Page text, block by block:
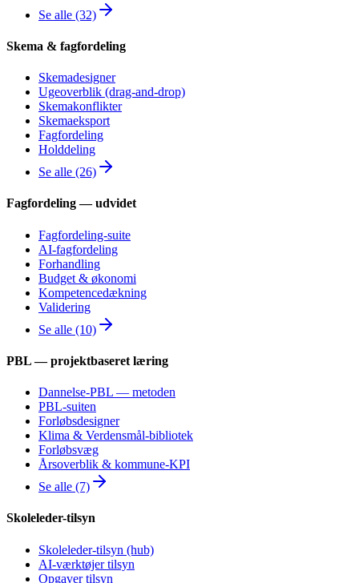
Se alle (32)
Skema & fagfordeling
Skemadesigner
Ugeoverblik (drag-and-drop)
Skemakonflikter
Skemaeksport
Fagfordeling
Holddeling
Se alle (26)
Fagfordeling — udvidet
Fagfordeling-suite
AI-fagfordeling
Forhandling
Budget & økonomi
Kompetencedækning
Validering
Se alle (10)
PBL — projektbaseret læring
Dannelse-PBL — metoden
PBL-suiten
Forløbsdesigner
Klima & Verdensmål-bibliotek
Forløbsvæg
Årsoverblik & kommune-KPI
Se alle (7)
Skoleleder-tilsyn
Skoleleder-tilsyn (hub)
AI-værktøjer tilsyn
Opgaver tilsyn